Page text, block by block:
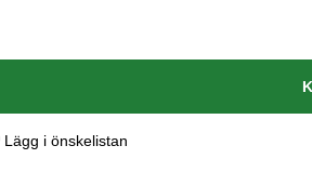
Lägg i önskelistan